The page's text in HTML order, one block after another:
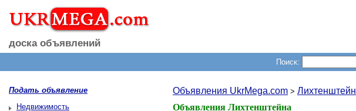
доска объявлений
Поиск:
Подать объявление
Недвижимость
Объявления UkrMega.com > Лихтенштейн
Объявления Лихтенштейна